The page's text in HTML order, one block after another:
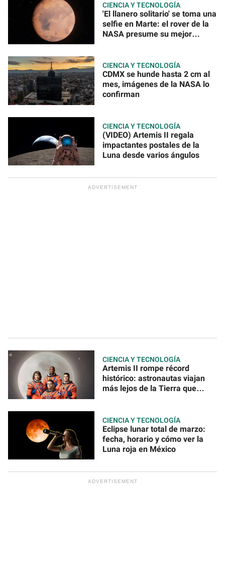
CIENCIA Y TECNOLOGÍA
'El llanero solitario' se toma una
selfie en Marte: el rover de la
NASA presume su mejor
CIENCIA Y TECNOLOGÍA
CDMX se hunde hasta 2 cm al
mes, imágenes de la NASA lo
confirman
CIENCIA Y TECNOLOGÍA
(VIDEO) Artemis II regala
impactantes postales de la
Luna desde varios ángulos
CIENCIA Y TECNOLOGÍA
Artemis II rompe récord
histórico: astronautas viajan
más lejos de la Tierra que
CIENCIA Y TECNOLOGÍA
Eclipse lunar total de marzo:
fecha, horario y cómo ver la
Luna roja en México